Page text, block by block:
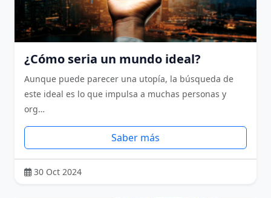
¿Cómo seria un mundo ideal?
Aunque puede parecer una utopía, la búsqueda de
este ideal es lo que impulsa a muchas personas y
org…
Saber más
30 Oct 2024